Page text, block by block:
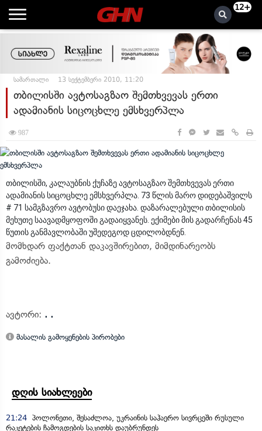
12+
სამართალი 13 სექტემბერი 2010, 11:20
თბილისში ავტოსაგზაო შემთხვევას ერთი
ადამიანის სიცოცხლე ემსხვერპლა
987
თბილისში, კალაუბნის ქუჩაზე ავტოსაგზაო შემთხვევას ერთი
ადამიანის სიცოცხლე ემსხვერპლა. 73 წლის მარო დიდებაშვილს
# 71 სამგზავრო ავტობუსი დაეჯახა. დაზარალებული თბილისის
მეხუთე საავადმყოფოში გადაიყვანეს. ექიმები მის გადარჩენას 45
წუთის განმავლობაში უშედეგოდ ცდილობდნენ.
მომხდარ ფაქტთან დაკავშირებით, მიმდინარეობს
გამოძიება.
ავტორი: . .
მასალის გამოყენების პირობები
დღის სიახლეები
21:24 პოლონეთი, შესაძლოა, უკრაინის საჰაერო სივრცეში რუსული
რაკეტების ჩამოგდების საკითხს დაუბრუნდეს